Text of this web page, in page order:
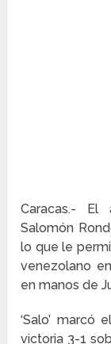
Caracas.- El
Salomón
lo que le
venezolano
en manos de
‘Salo’
victoria 3-1